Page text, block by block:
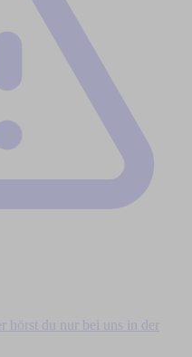
hörst du nur bei uns in der